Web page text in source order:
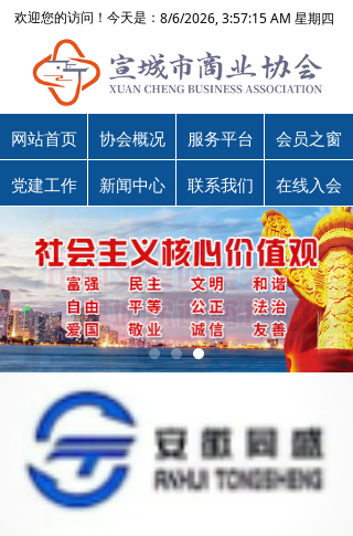
8/6/2026, 3:57:15 AM 星期四
欢迎您的访问！今天是：
网站首页 协会概况 服务平台 会员之窗
党建工作 新闻中心 联系我们 在线入会